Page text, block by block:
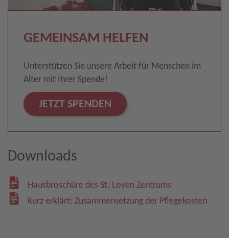
GEMEINSAM HELFEN
Unterstützen Sie unsere Arbeit für Menschen im
Alter mit Ihrer Spende!
JETZT SPENDEN
Downloads
Hausbroschüre des St. Loyen Zentrums
Kurz erklärt: Zusammensetzung der Pflegekosten